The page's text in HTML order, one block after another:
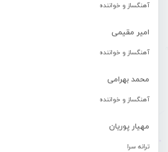
آهنگساز و خواننده
امیر مقیمی
آهنگساز و خواننده
محمد بهرامی
آهنگساز و خواننده
مهیار پوریان
ترانه سرا